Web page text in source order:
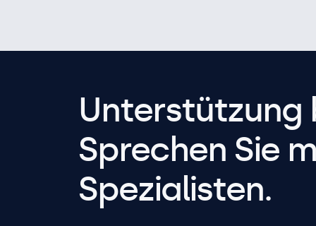
Unterstützung
Sprechen Sie
Spezialisten.